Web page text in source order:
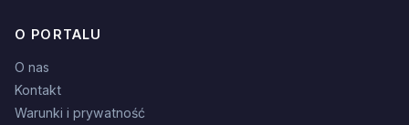
O PORTALU
O nas
Kontakt
Warunki i prywatność